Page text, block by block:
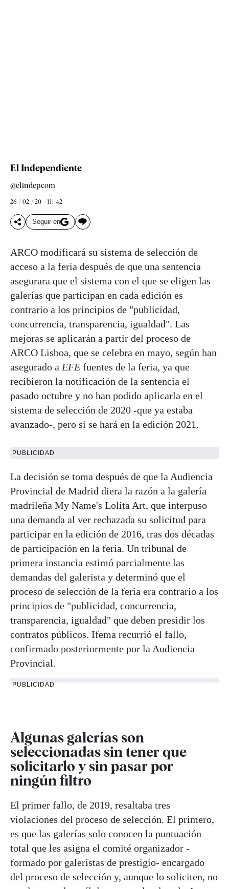
El Independiente
@elindepcom
26 / 02 / 20 - 11: 42
Seguir en
ARCO modificará su sistema de selección de
acceso a la feria después de que una sentencia
asegurara que el sistema con el que se eligen las
galerías que participan en cada edición es
contrario a los principios de "publicidad,
concurrencia, transparencia, igualdad". Las
mejoras se aplicarán a partir del proceso de
ARCO Lisboa, que se celebra en mayo, según han
asegurado a EFE fuentes de la feria, ya que
recibieron la notificación de la sentencia el
pasado octubre y no han podido aplicarla en el
sistema de selección de 2020 -que ya estaba
avanzado-, pero sí se hará en la edición 2021.
PUBLICIDAD
La decisión se toma después de que la Audiencia
Provincial de Madrid diera la razón a la galería
madrileña My Name's Lolita Art, que interpuso
una demanda al ver rechazada su solicitud para
participar en la edición de 2016, tras dos décadas
de participación en la feria. Un tribunal de
primera instancia estimó parcialmente las
demandas del galerista y determinó que el
proceso de selección de la feria era contrario a los
principios de "publicidad, concurrencia,
transparencia, igualdad" que deben presidir los
contratos públicos. Ifema recurrió el fallo,
confirmado posteriormente por la Audiencia
Provincial.
PUBLICIDAD
Algunas galerías son
seleccionadas sin tener que
solicitarlo y sin pasar por
ningún filtro
El primer fallo, de 2019, resaltaba tres
violaciones del proceso de selección. El primero,
es que las galerías solo conocen la puntuación
total que les asigna el comité organizador -
formado por galeristas de prestigio- encargado
del proceso de selección y, aunque lo soliciten, no